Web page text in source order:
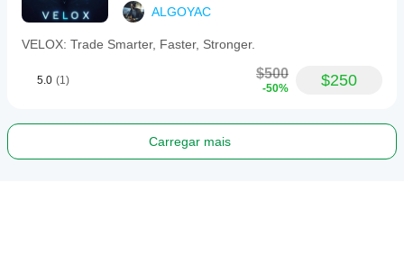
ALGOYAC
VELOX: Trade Smarter, Faster, Stronger.
5.0 (1) $500
-50% $250
Carregar mais